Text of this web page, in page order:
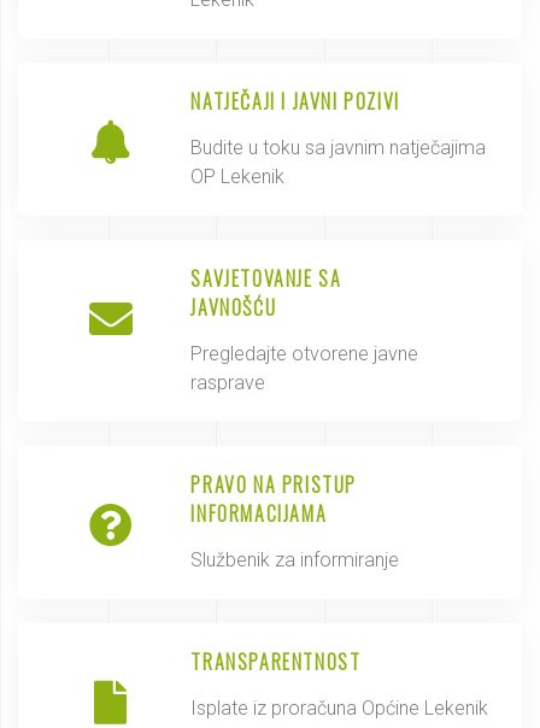
NATJEČAJI I JAVNI POZIVI
Budite u toku sa javnim natječajima
OP Lekenik
SAVJETOVANJE SA
JAVNOŠĆU
Pregledajte otvorene javne
rasprave
PRAVO NA PRISTUP
INFORMACIJAMA
Službenik za informiranje
TRANSPARENTNOST
Isplate iz proračuna Općine Lekenik